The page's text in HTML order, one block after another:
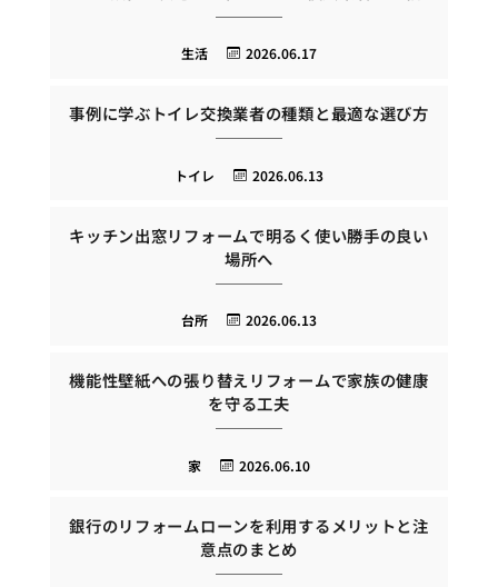
2026.06.17
生活
事例に学ぶトイレ交換業者の種類と最適な選び方
2026.06.13
トイレ
キッチン出窓リフォームで明るく使い勝手の良い
場所へ
2026.06.13
台所
機能性壁紙への張り替えリフォームで家族の健康
を守る工夫
2026.06.10
家
銀行のリフォームローンを利用するメリットと注
意点のまとめ